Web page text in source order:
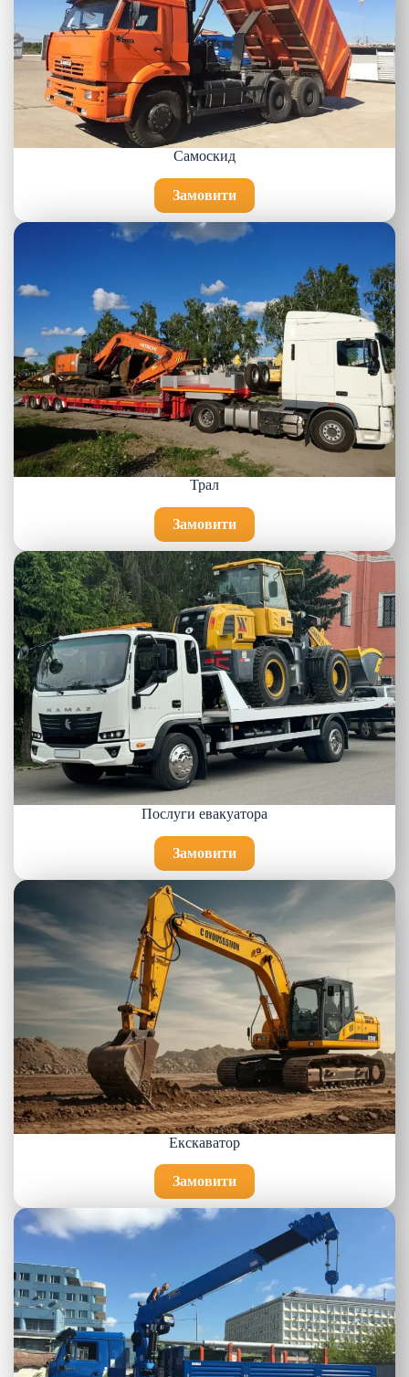
Самоскид
Замовити
Трал
Замовити
Послуги евакуатора
Замовити
Екскаватор
Замовити